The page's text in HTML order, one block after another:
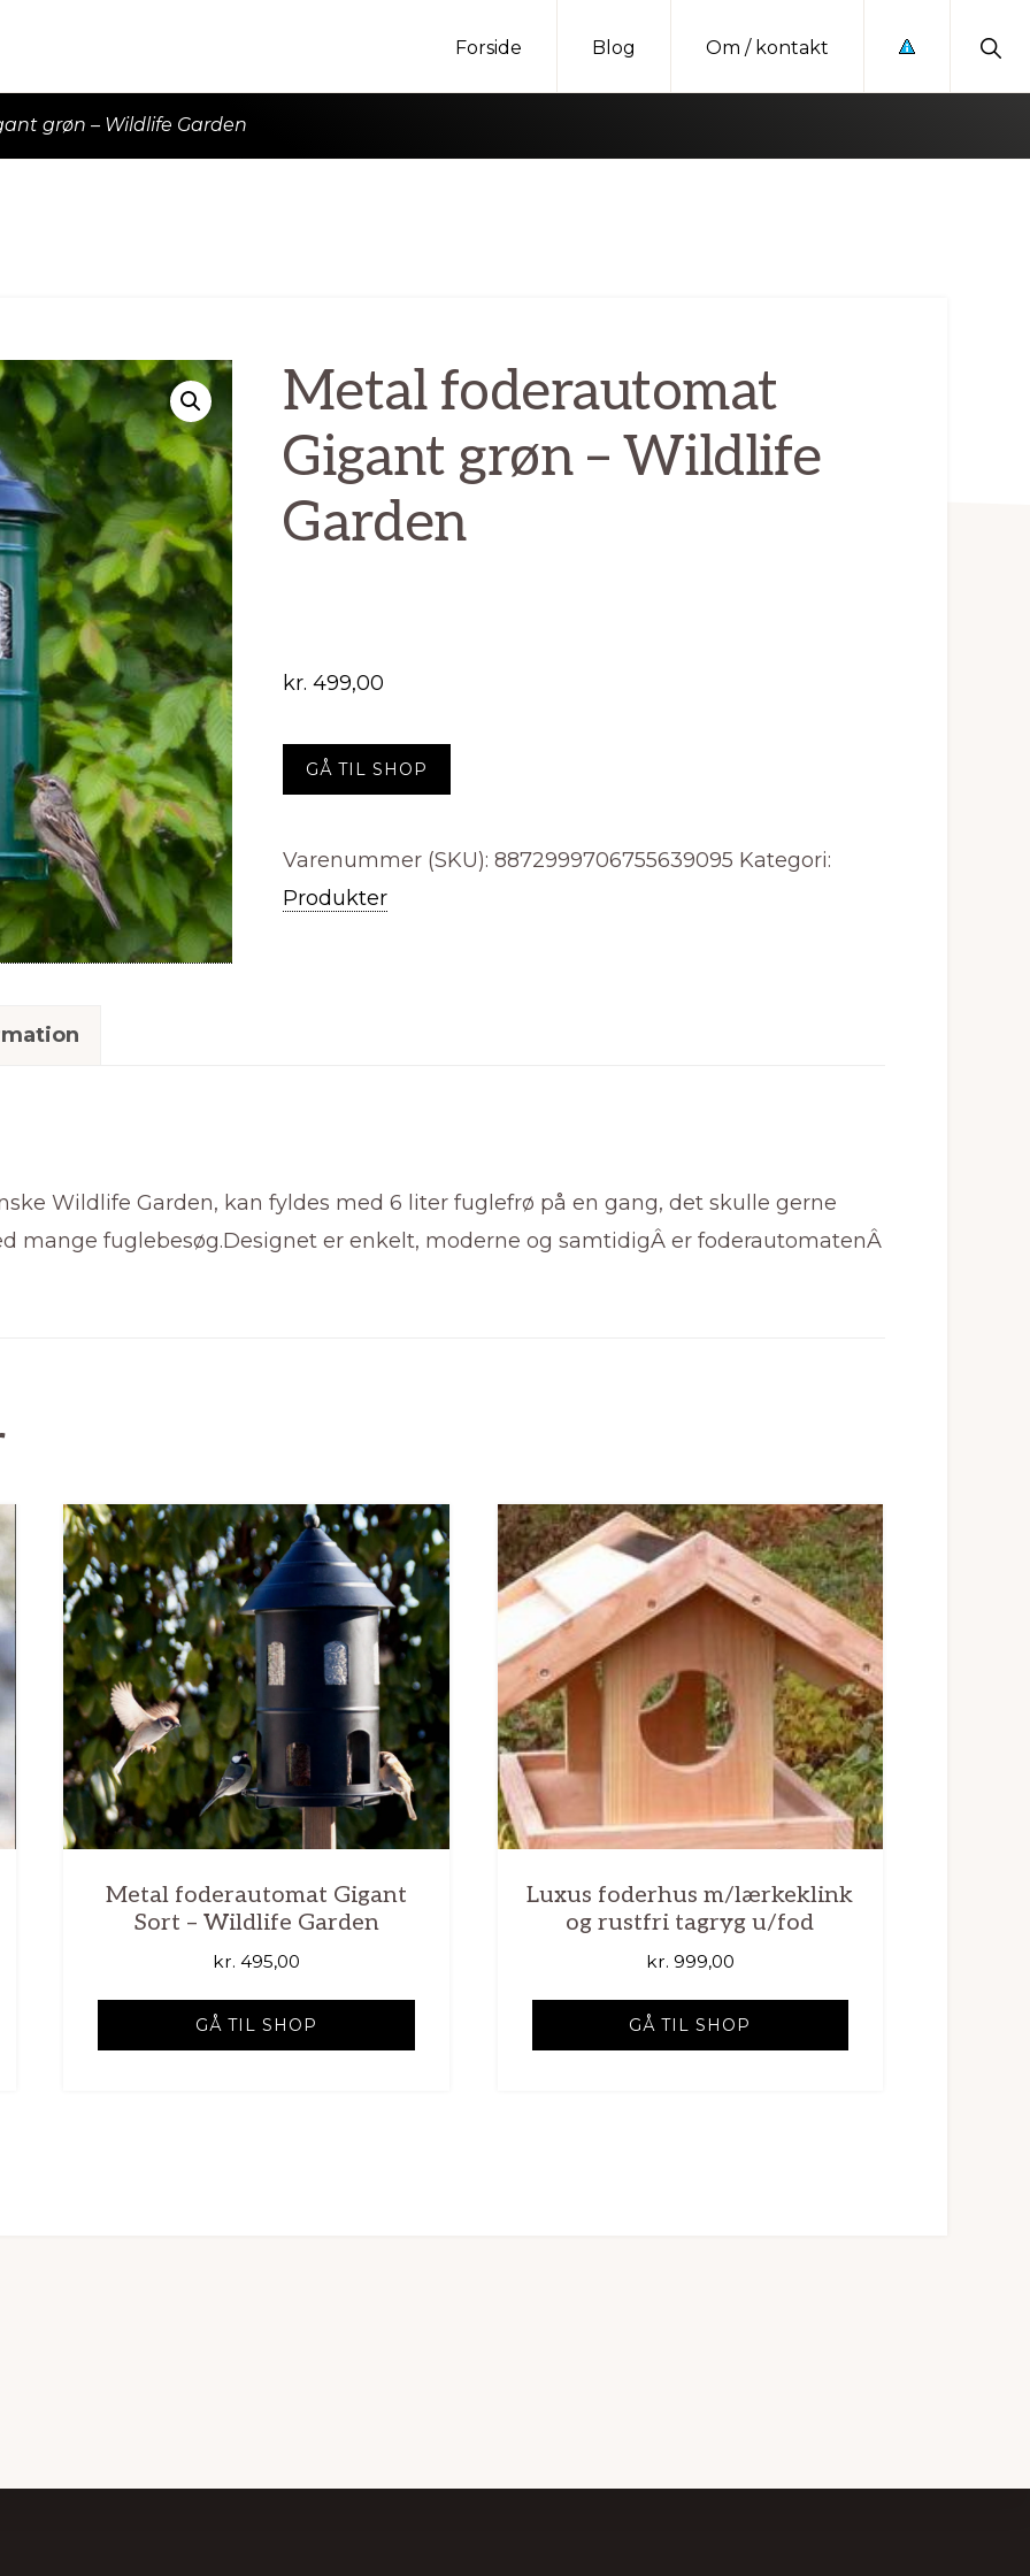
Forside Blog Om / kontakt
grøn – Wildlife Garden
Metal foderautomat
Gigant grøn – Wildlife
Garden
kr. 499,00
GÅ TIL SHOP
Varenummer (SKU): 8872999706755639095 Kategori:
Produkter
Wildlife Garden, kan fyldes med 6 liter fuglefrø på en gang, det skulle gerne
mange fuglebesøg.Designet er enkelt, moderne og samtidigÂ er foderautomatenÂ
Metal foderautomat Gigant
Sort – Wildlife Garden
kr. 495,00
GÅ TIL SHOP
Luxus foderhus m/lærkeklink
og rustfri tagryg u/fod
kr. 999,00
GÅ TIL SHOP